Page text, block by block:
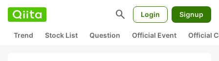
search Login Signup
Trend Stock List Question Official Event Official